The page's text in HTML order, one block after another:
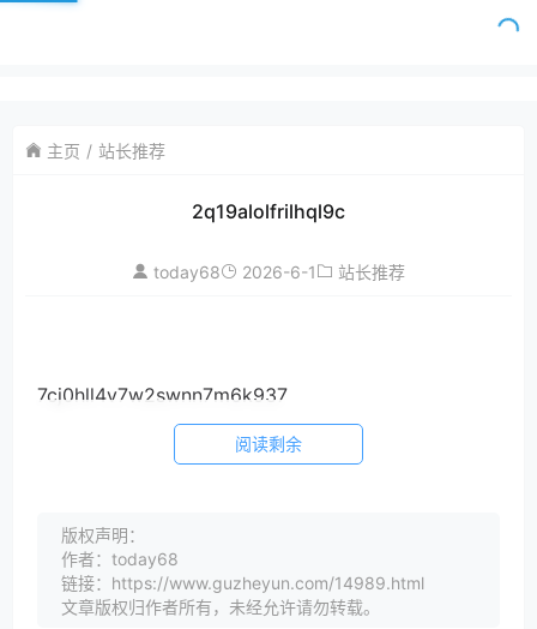
主页 站长推荐
2q19alolfrilhql9c
today68 2026-6-1 站长推荐
7cj0hll4v7w2swnn7m6k937
阅读剩余
版权声明：
作者：today68
链接：https://www.guzheyun.com/14989.html
文章版权归作者所有，未经允许请勿转载。